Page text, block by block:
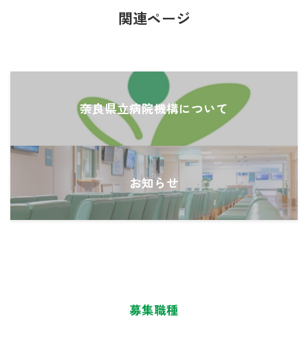
関連ページ
奈良県立病院機構について
お知らせ
募集職種